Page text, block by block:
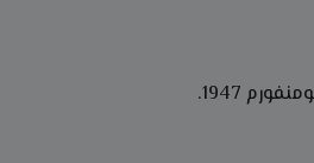
1947.